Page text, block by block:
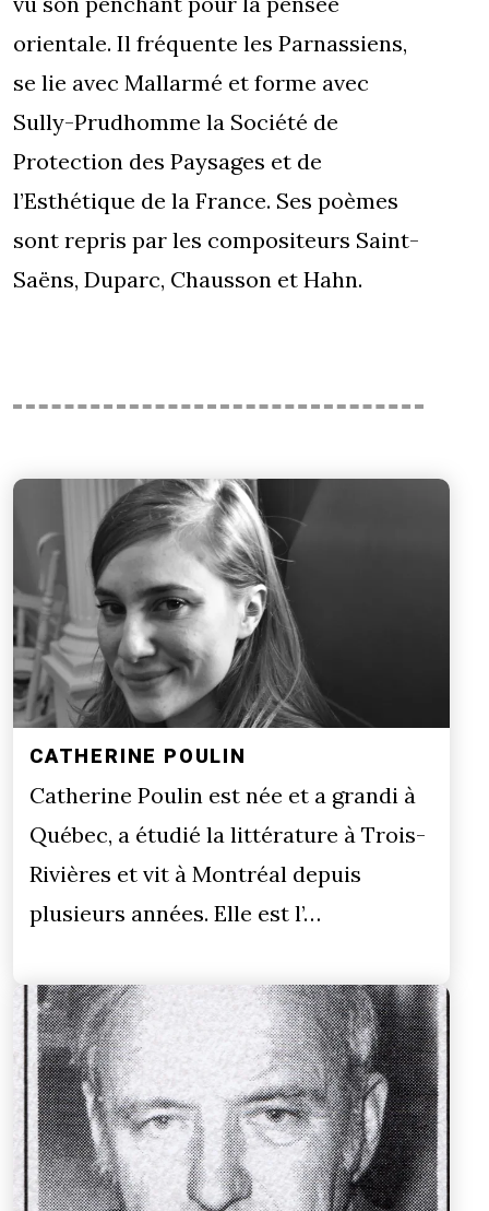
orientale. Il fréquente les Parnassiens,
se lie avec Mallarmé et forme avec
Sully-Prudhomme la Société de
Protection des Paysages et de
l’Esthétique de la France. Ses poèmes
sont repris par les compositeurs Saint-
Saëns, Duparc, Chausson et Hahn.
CATHERINE POULIN
Catherine Poulin est née et a grandi à
Québec, a étudié la littérature à Trois-
Rivières et vit à Montréal depuis
plusieurs années. Elle est l’…